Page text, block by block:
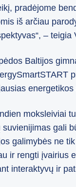
pradėjome
iš arčiau
– teigia
Baltijos
moksleiviai
suvienijimas gali
galimybės ne
ir rengti įvairius
interaktyvų ir